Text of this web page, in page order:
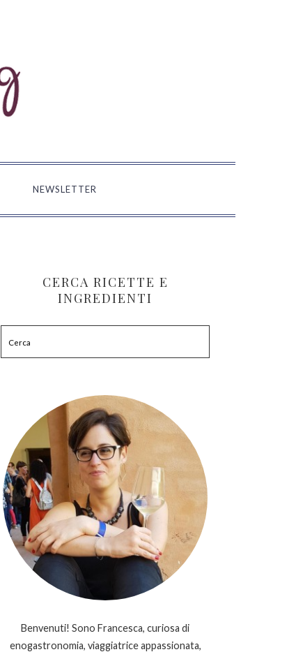
NEWSLETTER
LATERALE
PRIMARIA
CERCA RICETTE E
INGREDIENTI
Cerca
Benvenuti! Sono Francesca, curiosa di
enogastronomia, viaggiatrice appassionata,